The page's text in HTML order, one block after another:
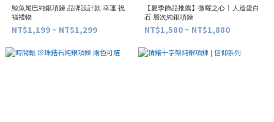
鯨魚尾巴純銀項鍊 品牌設計款 幸運 祝
福禮物
NT$1,199 ~ NT$1,299
【夏季飾品推薦】微曜之心 | 人造蛋白
石 層次純銀項鍊
NT$1,580 ~ NT$1,880